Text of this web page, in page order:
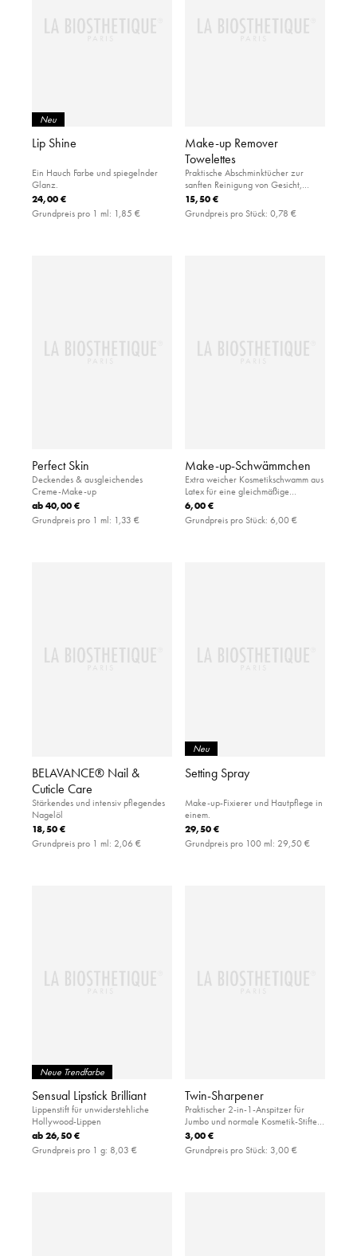
Neu
Lip Shine
Ein Hauch Farbe und spiegelnder
Glanz.
24,00 €
Grundpreis pro 1 ml: 1,85 €
Make-up Remover
Towelettes
Praktische Abschminktücher zur
sanften Reinigung von Gesicht,
Augen und Lippen.
15,50 €
Grundpreis pro Stück: 0,78 €
Perfect Skin
Deckendes & ausgleichendes
Creme-Make-up
ab40,00 €
Grundpreis pro 1 ml: 1,33 €
Make-up-Schwämmchen
Extra weicher Kosmetikschwamm aus
Latex für eine gleichmäßige
Applikation von flüssiger und
pudriger Foundation
6,00 €
Grundpreis pro Stück: 6,00 €
BELAVANCE® Nail &
Cuticle Care
Stärkendes und intensiv pflegendes
Nagelöl
18,50 €
Grundpreis pro 1 ml: 2,06 €
Neu
Setting Spray
Make-up-Fixierer und Hautpflege in
einem.
29,50 €
Grundpreis pro 100 ml: 29,50 €
Neue Trendfarbe
Sensual Lipstick Brilliant
Lippenstift für unwiderstehliche
Hollywood-Lippen
ab26,50 €
Grundpreis pro 1 g: 8,03 €
Twin-Sharpener
Praktischer 2-in-1-Anspitzer für
Jumbo und normale Kosmetik-Stifte
mit besonders scharfer High-
Performance-Klinge
3,00 €
Grundpreis pro Stück: 3,00 €